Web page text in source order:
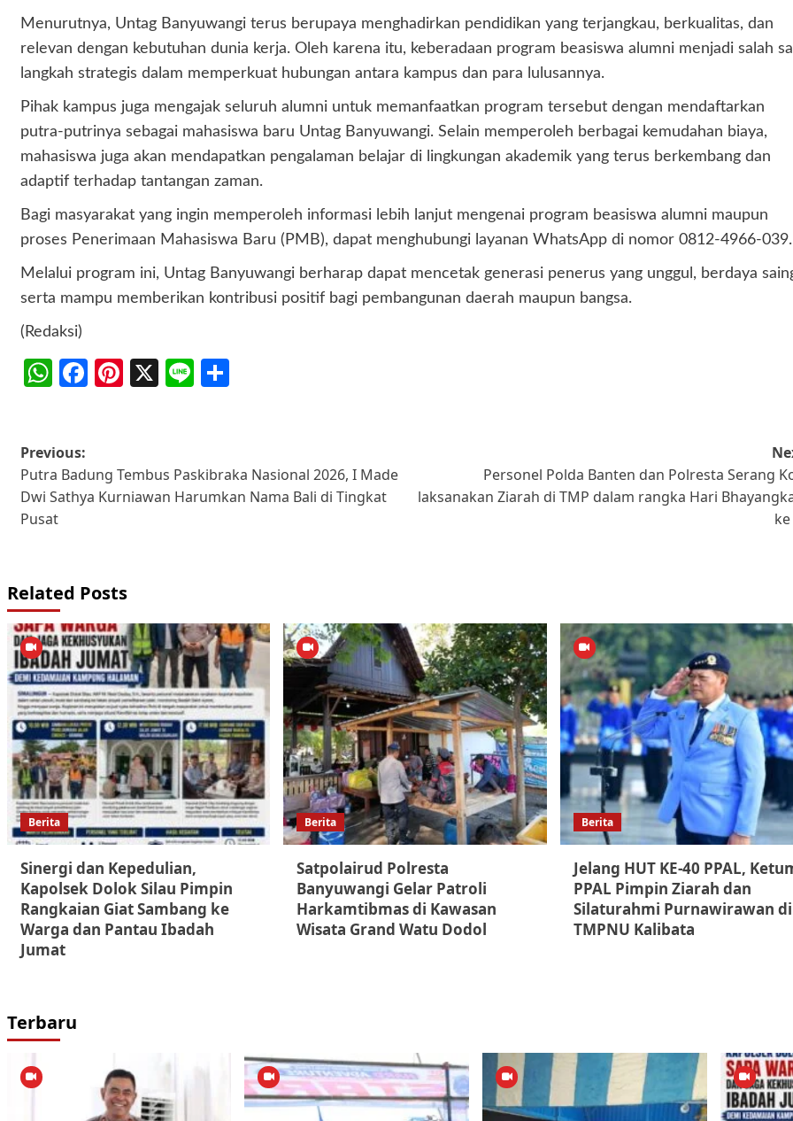
Menurutnya, Untag Banyuwangi terus berupaya menghadirkan pendidikan yang terjangkau, berkualitas, dan
relevan dengan kebutuhan dunia kerja. Oleh karena itu, keberadaan program beasiswa alumni menjadi salah
langkah strategis dalam memperkuat hubungan antara kampus dan para lulusannya.
Pihak kampus juga mengajak seluruh alumni untuk memanfaatkan program tersebut dengan mendaftarkan
putra-putrinya sebagai mahasiswa baru Untag Banyuwangi. Selain memperoleh berbagai kemudahan biaya,
mahasiswa juga akan mendapatkan pengalaman belajar di lingkungan akademik yang terus berkembang dan
adaptif terhadap tantangan zaman.
Bagi masyarakat yang ingin memperoleh informasi lebih lanjut mengenai program beasiswa alumni maupun
proses Penerimaan Mahasiswa Baru (PMB), dapat menghubungi layanan WhatsApp di nomor 0812-4966-039.
Melalui program ini, Untag Banyuwangi berharap dapat mencetak generasi penerus yang unggul, berdaya
serta mampu memberikan kontribusi positif bagi pembangunan daerah maupun bangsa.
(Redaksi)
WhatsApp
Facebook
Pinterest
X Line
Post
navigation
Previous:
Putra Badung Tembus Paskibraka Nasional 2026, I Made
Dwi Sathya Kurniawan Harumkan Nama Bali di Tingkat
Pusat
Personel Polda Banten dan Polresta Serang
laksanakan Ziarah di TMP dalam rangka Hari
Related Posts
Berita
Sinergi dan Kepedulian,
Kapolsek Dolok Silau Pimpin
Rangkaian Giat Sambang ke
Warga dan Pantau Ibadah
Jumat
Berita
Satpolairud Polresta
Banyuwangi Gelar Patroli
Harkamtibmas di Kawasan
Wisata Grand Watu Dodol
Berita
Jelang HUT KE-40 PPAL,
PPAL Pimpin Ziarah dan
Silaturahmi Purnawirawan di
TMPNU Kalibata
Terbaru